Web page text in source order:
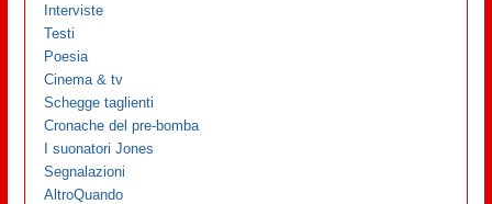
Interviste
Testi
Poesia
Cinema & tv
Schegge taglienti
Cronache del pre-bomba
I suonatori Jones
Segnalazioni
AltroQuando